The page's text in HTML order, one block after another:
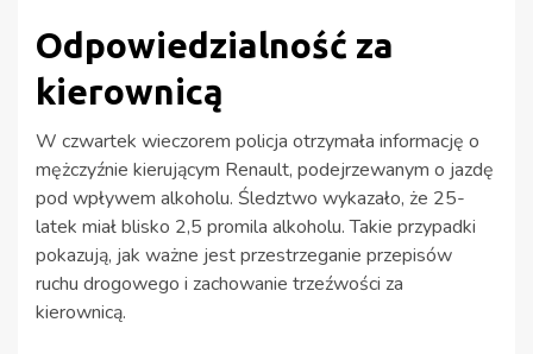
Odpowiedzialność za
kierownicą
W czwartek wieczorem policja otrzymała informację o
mężczyźnie kierującym Renault, podejrzewanym o jazdę
pod wpływem alkoholu. Śledztwo wykazało, że 25-
latek miał blisko 2,5 promila alkoholu. Takie przypadki
pokazują, jak ważne jest przestrzeganie przepisów
ruchu drogowego i zachowanie trzeźwości za
kierownicą.